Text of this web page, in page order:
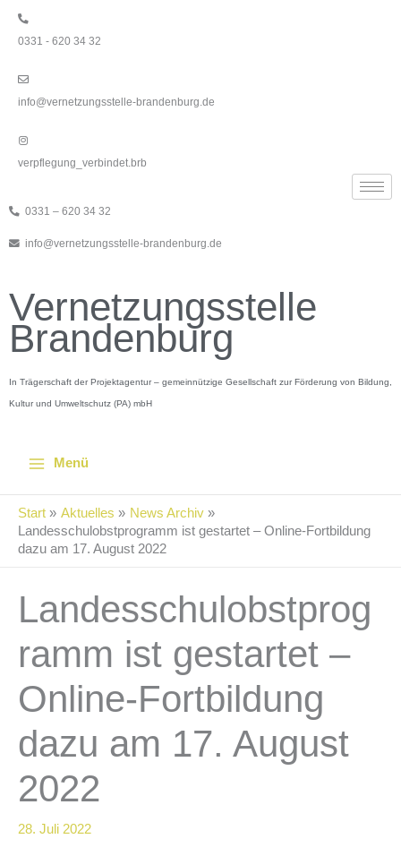
Inhalt
springen
0331 - 620 34 32
info@vernetzungsstelle-brandenburg.de
verpflegung_verbindet.brb
0331 – 620 34 32
info@vernetzungsstelle-brandenburg.de
Vernetzungsstelle
Brandenburg
In Trägerschaft der Projektagentur – gemeinnützige Gesellschaft zur Förderung von Bildung,
Kultur und Umweltschutz (PA) mbH
Menü
Start Aktuelles
News Archiv
Landesschulobstprogramm ist gestartet – Online-Fortbildung
dazu am 17. August 2022
Landesschulobstprog
ramm ist gestartet –
Online-Fortbildung
dazu am 17. August
2022
28. Juli 2022